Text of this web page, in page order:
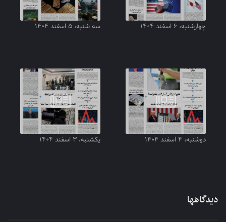
چهارشنبه، ۶ اسفند ۱۴۰۴ سه شنبه، ۵ اسفند ۱۴۰۴
دوشنبه، ۴ اسفند ۱۴۰۴ یکشنبه، ۳ اسفند ۱۴۰۴
دیدگاهها